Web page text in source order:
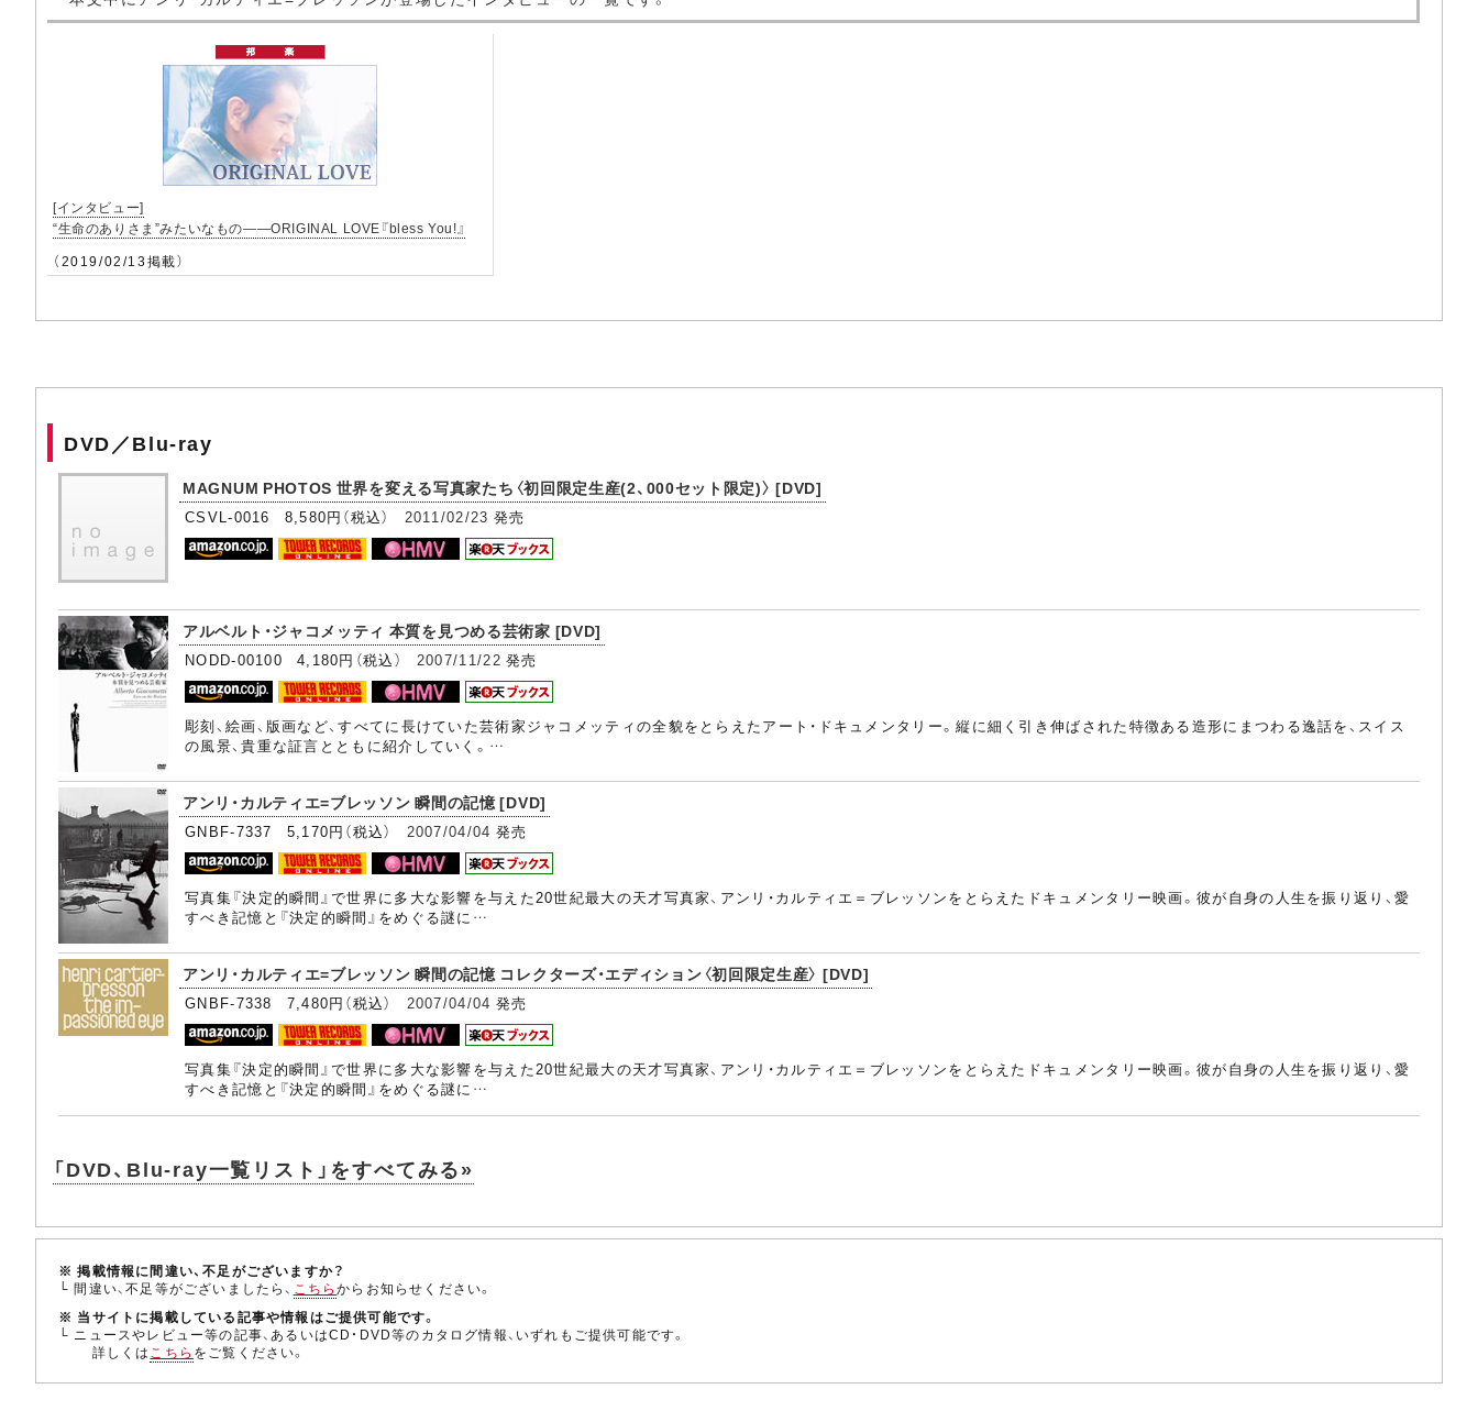
[インタビュー]
“生命のありさま”みたいなもの――ORIGINAL LOVE『bless You!』
（2019/02/13掲載）
DVD／Blu-ray
MAGNUM PHOTOS 世界を変える写真家たち〈初回限定生産(2、000セット限定)〉 [DVD]
CSVL-0016 8,580円（税込） 2011/02/23 発売
アルベルト・ジャコメッティ 本質を見つめる芸術家 [DVD]
NODD-00100 4,180円（税込） 2007/11/22 発売
彫刻、絵画、版画など、すべてに長けていた芸術家ジャコメッティの全貌をとらえたアート・ドキュメンタリー。縦に細く引き伸ばされた特徴ある造形にまつわる逸話を、スイス
の風景、貴重な証言とともに紹介していく。…
アンリ・カルティエ=ブレッソン 瞬間の記憶 [DVD]
GNBF-7337 5,170円（税込） 2007/04/04 発売
写真集『決定的瞬間』で世界に多大な影響を与えた20世紀最大の天才写真家、アンリ・カルティエ＝ブレッソンをとらえたドキュメンタリー映画。彼が自身の人生を振り返り、愛
すべき記憶と『決定的瞬間』をめぐる謎に…
アンリ・カルティエ=ブレッソン 瞬間の記憶 コレクターズ・エディション〈初回限定生産〉 [DVD]
GNBF-7338 7,480円（税込） 2007/04/04 発売
写真集『決定的瞬間』で世界に多大な影響を与えた20世紀最大の天才写真家、アンリ・カルティエ＝ブレッソンをとらえたドキュメンタリー映画。彼が自身の人生を振り返り、愛
すべき記憶と『決定的瞬間』をめぐる謎に…
「DVD、Blu-ray一覧リスト」をすべてみる»
※ 掲載情報に間違い、不足がございますか？
└ 間違い、不足等がございましたら、 こちらからお知らせください。
※ 当サイトに掲載している記事や情報はご提供可能です。
└ ニュースやレビュー等の記事、あるいはCD・DVD等のカタログ情報、いずれもご提供可能です。
詳しくはこちら をご覧ください。